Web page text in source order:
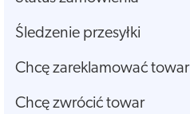
Śledzenie przesyłki
Chcę zareklamować towar
Chcę zwrócić towar